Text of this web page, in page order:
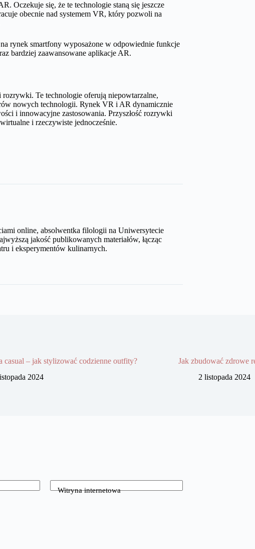
Oczekuje się, że te technologie staną się jeszcze
obecnie nad systemem VR, który pozwoli na
rynek smartfony wyposażone w odpowiednie funkcje
bardziej zaawansowane aplikacje AR.
Te technologie oferują niepowtarzalne,
nowych technologii. Rynek VR i AR dynamicznie
i innowacyjne zastosowania. Przyszłość rozrywki
i rzeczywiste jednocześnie.
online, absolwentka filologii na Uniwersytecie
jakość publikowanych materiałów, łącząc
i eksperymentów kulinarnych.
casual – jak stylizować codzienne outfity?
2024
Jak zbudować zdrowe
2 listopada 2024
Witryna internetowa